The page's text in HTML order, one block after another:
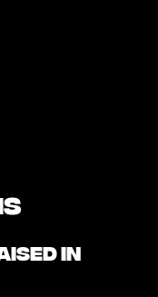
IN